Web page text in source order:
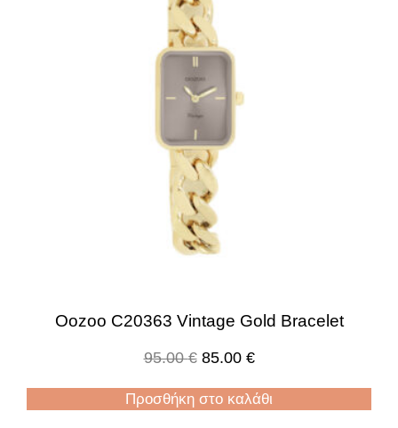
Oozoo C20363 Vintage Gold Bracelet
95.00€ 85.00 €
Προσθήκη στο καλάθι